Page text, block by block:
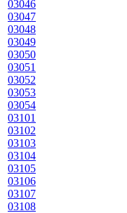
03046
03047
03048
03049
03050
03051
03052
03053
03054
03101
03102
03103
03104
03105
03106
03107
03108